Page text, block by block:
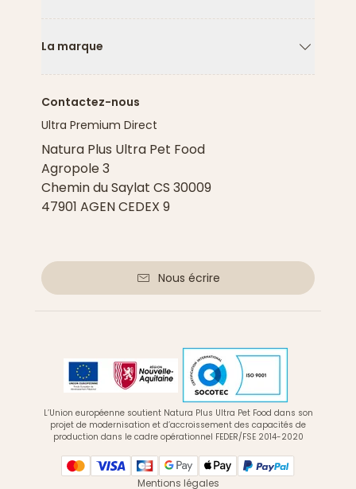
La marque
Contactez-nous
Ultra Premium Direct
Natura Plus Ultra Pet Food
Agropole 3
Chemin du Saylat CS 30009
47901 AGEN CEDEX 9
Nous écrire
L’Union européenne soutient Natura Plus Ultra Pet Food dans son
projet de modernisation et d’accroissement des capacités de
production dans le cadre opérationnel FEDER/FSE 2014-2020
Mentions légales